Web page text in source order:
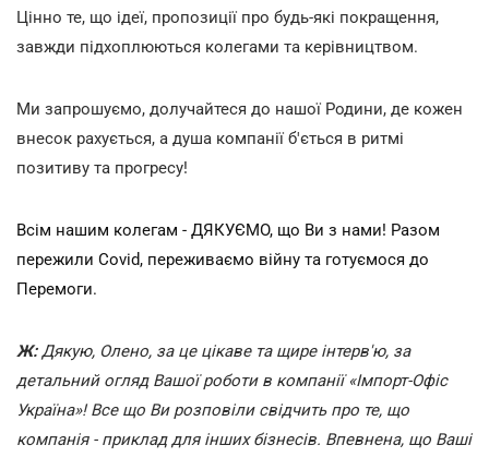
Цінно те, що ідеї, пропозиції про будь-які покращення,
завжди підхоплюються колегами та керівництвом.
Ми запрошуємо, долучайтеся до нашої Родини, де кожен
внесок рахується, а душа компанії б'ється в ритмі
позитиву та прогресу!
Всім нашим колегам - ДЯКУЄМО, що Ви з нами! Разом
пережили Covid, переживаємо війну та готуємося до
Перемоги.
Ж:Дякую, Олено, за це цікаве та щире інтерв'ю, за
детальний огляд Вашої роботи в компанії «Імпорт-Офіс
Україна»! Все що Ви розповіли свідчить про те, що
компанія - приклад для інших бізнесів. Впевнена, що Ваші